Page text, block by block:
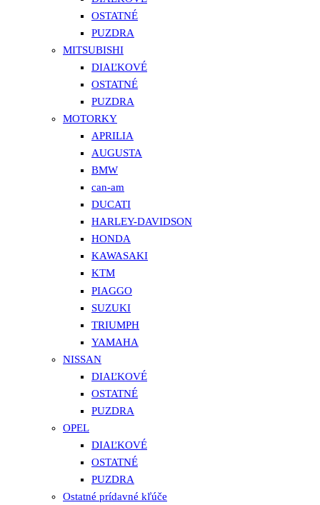
OSTATNÉ
PUZDRA
MITSUBISHI
DIAĽKOVÉ
OSTATNÉ
PUZDRA
MOTORKY
APRILIA
AUGUSTA
BMW
can-am
DUCATI
HARLEY-DAVIDSON
HONDA
KAWASAKI
KTM
PIAGGO
SUZUKI
TRIUMPH
YAMAHA
NISSAN
DIAĽKOVÉ
OSTATNÉ
PUZDRA
OPEL
DIAĽKOVÉ
OSTATNÉ
PUZDRA
Ostatné prídavné kľúče